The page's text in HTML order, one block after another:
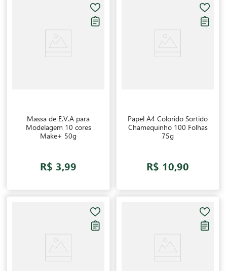
Massa de E.V.A para
Modelagem 10 cores
Make+ 50g
R$ 3,99
Papel A4 Colorido Sortido
Chamequinho 100 Folhas
75g
R$ 10,90